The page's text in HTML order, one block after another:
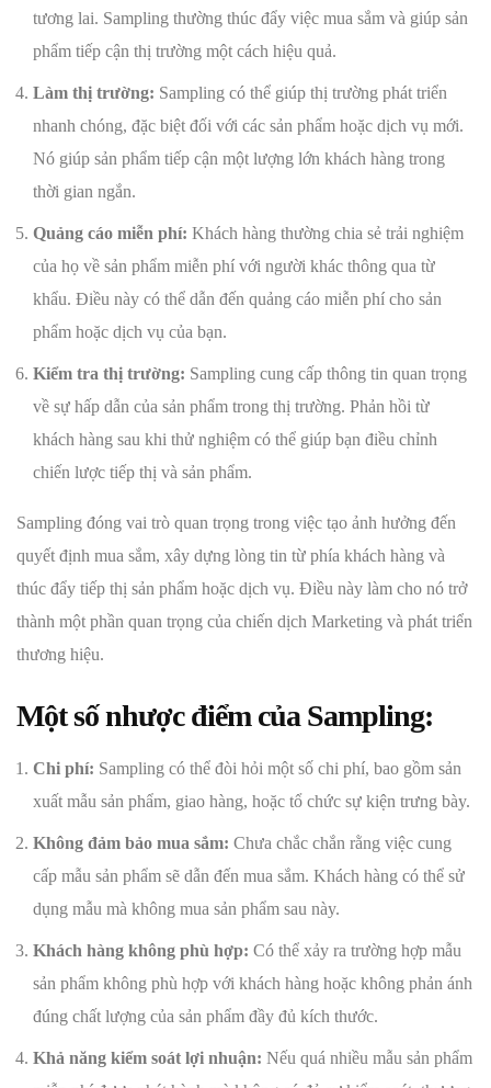
tương lai. Sampling thường thúc đẩy việc mua sắm và giúp sản
phẩm tiếp cận thị trường một cách hiệu quả.
Làm thị trường: Sampling có thể giúp thị trường phát triển
nhanh chóng, đặc biệt đối với các sản phẩm hoặc dịch vụ mới.
Nó giúp sản phẩm tiếp cận một lượng lớn khách hàng trong
thời gian ngắn.
Quảng cáo miễn phí: Khách hàng thường chia sẻ trải nghiệm
của họ về sản phẩm miễn phí với người khác thông qua từ
khẩu. Điều này có thể dẫn đến quảng cáo miễn phí cho sản
phẩm hoặc dịch vụ của bạn.
Kiểm tra thị trường: Sampling cung cấp thông tin quan trọng
về sự hấp dẫn của sản phẩm trong thị trường. Phản hồi từ
khách hàng sau khi thử nghiệm có thể giúp bạn điều chỉnh
chiến lược tiếp thị và sản phẩm.
Sampling đóng vai trò quan trọng trong việc tạo ảnh hưởng đến
quyết định mua sắm, xây dựng lòng tin từ phía khách hàng và
thúc đẩy tiếp thị sản phẩm hoặc dịch vụ. Điều này làm cho nó trở
thành một phần quan trọng của chiến dịch Marketing và phát triển
thương hiệu.
Một số nhược điểm của Sampling:
Chi phí: Sampling có thể đòi hỏi một số chi phí, bao gồm sản
xuất mẫu sản phẩm, giao hàng, hoặc tổ chức sự kiện trưng bày.
Không đảm bảo mua sắm: Chưa chắc chắn rằng việc cung
cấp mẫu sản phẩm sẽ dẫn đến mua sắm. Khách hàng có thể sử
dụng mẫu mà không mua sản phẩm sau này.
Khách hàng không phù hợp: Có thể xảy ra trường hợp mẫu
sản phẩm không phù hợp với khách hàng hoặc không phản ánh
đúng chất lượng của sản phẩm đầy đủ kích thước.
Khả năng kiểm soát lợi nhuận: Nếu quá nhiều mẫu sản phẩm